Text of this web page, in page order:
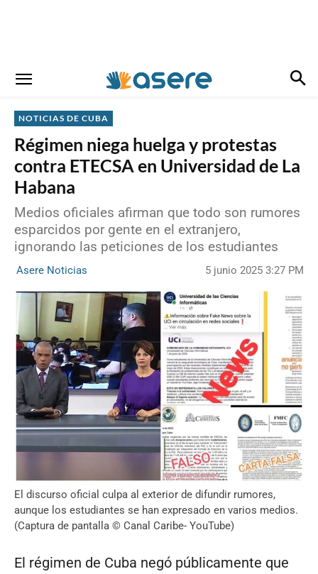
NOTICIAS DE CUBA
Régimen niega huelga y protestas
contra ETECSA en Universidad de La
Habana
Medios oficiales afirman que todo son rumores
esparcidos por gente en el extranjero,
ignorando las peticiones de los estudiantes
Asere Noticias 5 junio 2025 3:27 PM
El discurso oficial culpa al exterior de difundir rumores,
aunque los estudiantes se han expresado en varios medios.
(Captura de pantalla © Canal Caribe- YouTube)
El régimen de Cuba negó públicamente que